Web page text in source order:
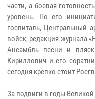
части, а боевая
уровень. По его
госпиталь, Центральный
войск, редакция журнала
Ансамбль песни и
Кириллович и его
сегодня крепко стоит
За подвиги в годы